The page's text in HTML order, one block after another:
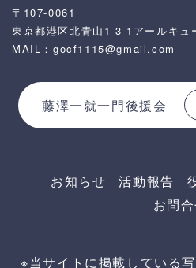
〒107-0061
東京都港区北青山1-3-1アールキュ
MAIL： gocf1115@gmail.com
藤澤一就一門後援会
お知らせ 活動報告
お問
※当サイトに掲載している